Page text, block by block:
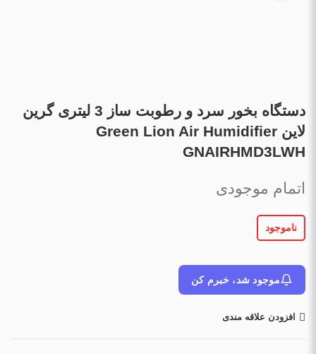
دستگاه بخور سرد و رطوبت ساز 3 لیتری گرین
لاین Green Lion Air Humidifier
GNAIRHMD3LWH
اتمام موجودی
ناموجود
موجود شد، خبرم کن
افزودن علاقه مندی